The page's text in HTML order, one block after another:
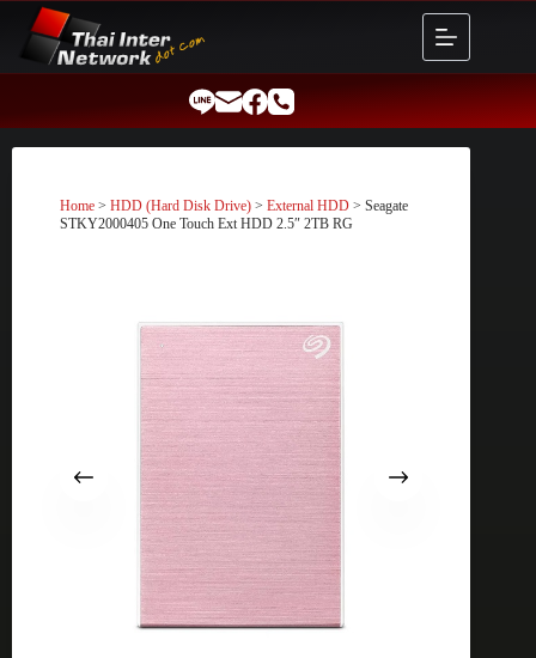
content
Home > HDD (Hard Disk Drive) > External HDD > Seagate
STKY2000405 One Touch Ext HDD 2.5″ 2TB RG